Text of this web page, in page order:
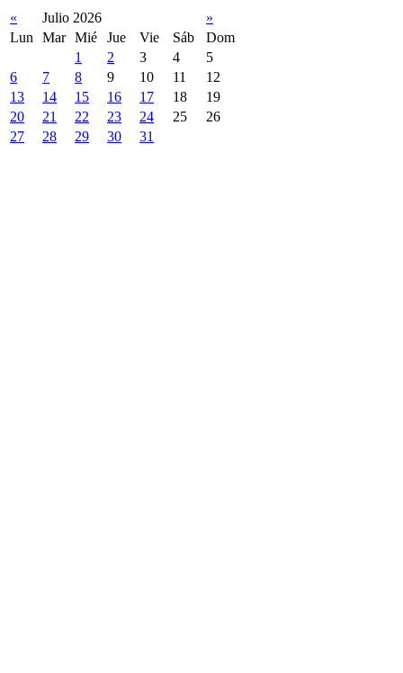
« Julio 2026
»
Lun
Mar Mié Jue Vie Sáb
Dom
1
2 3 4
5
6
7 8 9 10 11
12
13
14 15 16 17 18
19
20
21 22 23 24 25
26
27
28 29 30 31